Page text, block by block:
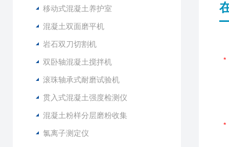
移动式混凝土养护室
混凝土双面磨平机
岩石双刀切割机
双卧轴混凝土搅拌机
滚珠轴承式耐磨试验机
贯入式混凝土强度检测仪
混凝土粉样分层磨粉收集
氯离子测定仪